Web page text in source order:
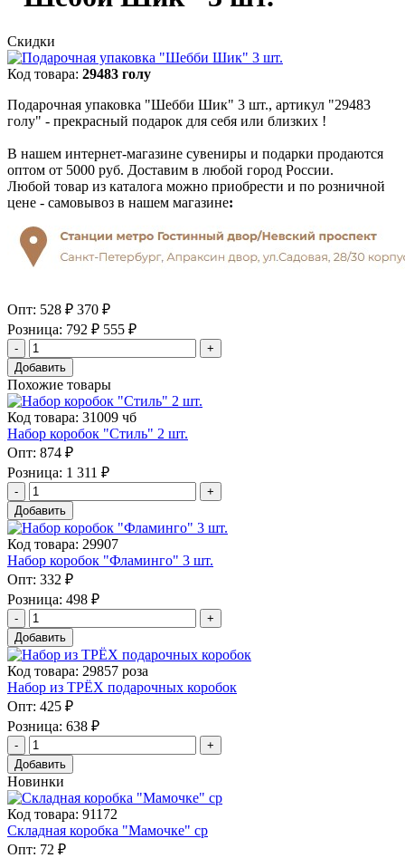
Скидки
Код товара: 29483 голу
Подарочная упаковка "Шебби Шик" 3 шт., артикул "29483
голу" - прекрасный подарок для себя или близких !
В нашем интернет-магазине сувениры и подарки продаются
оптом от 5000 руб. Доставим в любой город России.
Любой товар из каталога можно приобрести и по розничной
цене - самовывоз в нашем магазине:
Опт: 528 ₽ 370 ₽
Розница: 792 ₽ 555 ₽
Добавить
Похожие товары
Код товара: 31009 чб
Набор коробок "Стиль" 2 шт.
Опт: 874 ₽
Розница: 1 311 ₽
Добавить
Код товара: 29907
Набор коробок "Фламинго" 3 шт.
Опт: 332 ₽
Розница: 498 ₽
Добавить
Код товара: 29857 роза
Набор из ТРЁХ подарочных коробок
Опт: 425 ₽
Розница: 638 ₽
Добавить
Новинки
Код товара: 91172
Складная коробка "Мамочке" ср
Опт: 72 ₽